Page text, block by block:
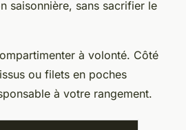
saisonnière, sans sacrifier le
à volonté. Côté
ou filets en poches
à votre rangement.